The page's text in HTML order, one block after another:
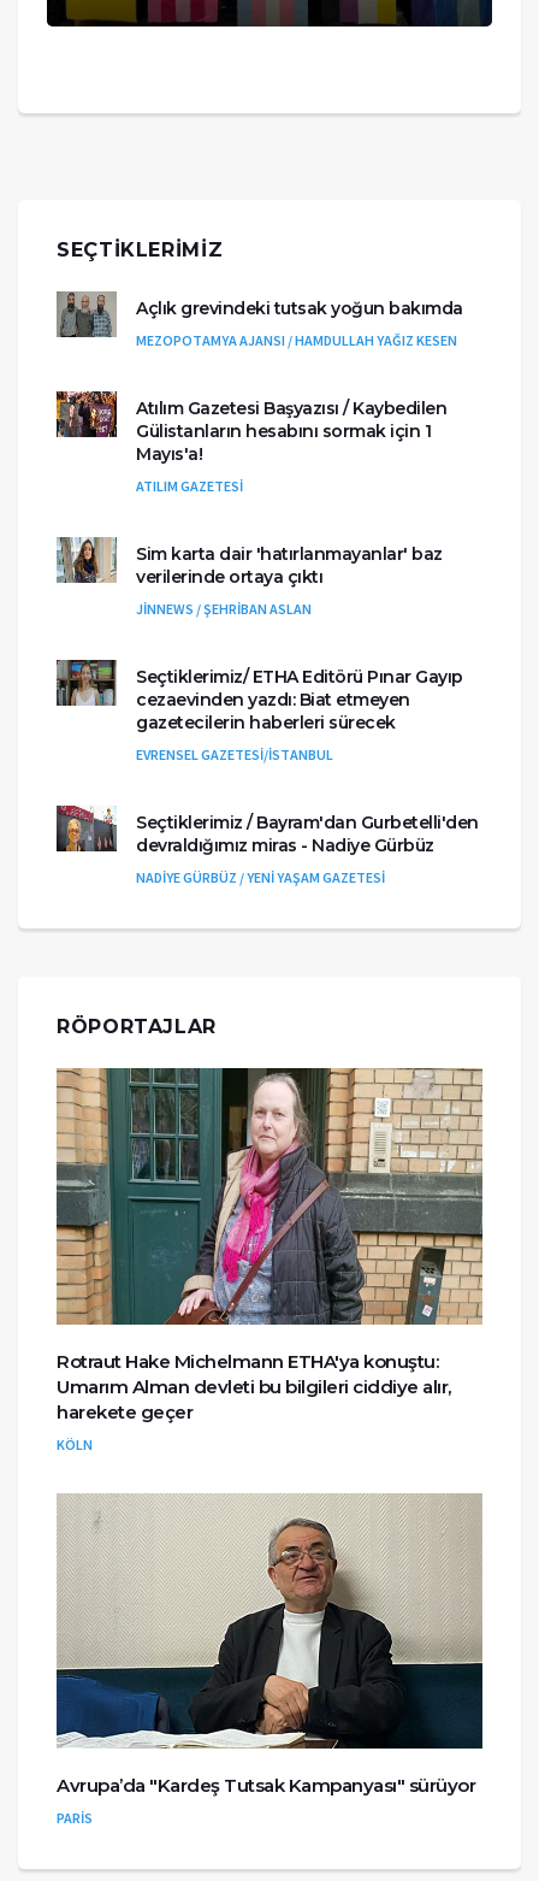
SEÇTIKLERIMIZ
Açlık grevindeki tutsak yoğun bakımda
MEZOPOTAMYA AJANSI / HAMDULLAH YAĞIZ KESEN
Atılım Gazetesi Başyazısı / Kaybedilen
Gülistanların hesabını sormak için 1
Mayıs'a!
ATILIM GAZETESİ
Sim karta dair 'hatırlanmayanlar' baz
verilerinde ortaya çıktı
JİNNEWS / ŞEHRİBAN ASLAN
Seçtiklerimiz/ ETHA Editörü Pınar Gayıp
cezaevinden yazdı: Biat etmeyen
gazetecilerin haberleri sürecek
EVRENSEL GAZETESİ/İSTANBUL
Seçtiklerimiz / Bayram'dan Gurbetelli'den
devraldığımız miras - Nadiye Gürbüz
NADİYE GÜRBÜZ / YENİ YAŞAM GAZETESİ
RÖPORTAJLAR
Rotraut Hake Michelmann ETHA'ya konuştu:
Umarım Alman devleti bu bilgileri ciddiye alır,
harekete geçer
KÖLN
Avrupa’da "Kardeş Tutsak Kampanyası" sürüyor
PARİS